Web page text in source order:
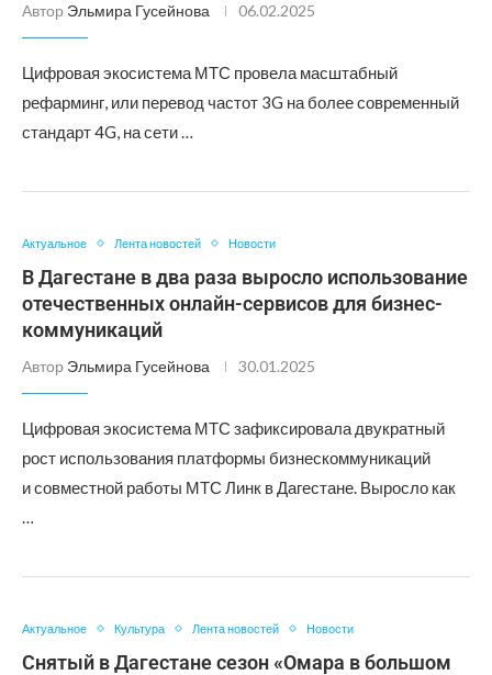
Автор Эльмира Гусейнова 06.02.2025
Цифровая экосистема МТС провела масштабный
рефарминг, или перевод частот 3G на более современный
стандарт 4G, на сети …
Актуальное Лента новостей Новости
В Дагестане в два раза выросло использование
отечественных онлайн-сервисов для бизнес-
коммуникаций
Автор Эльмира Гусейнова 30.01.2025
Цифровая экосистема МТС зафиксировала двукратный
рост использования платформы бизнескоммуникаций
и совместной работы МТС Линк в Дагестане. Выросло как
…
Актуальное Культура Лента новостей Новости
Снятый в Дагестане сезон «Омара в большом